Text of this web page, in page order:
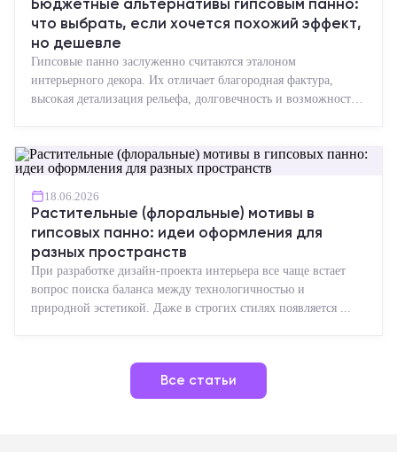
Бюджетные альтернативы гипсовым панно:
что выбрать, если хочется похожий эффект,
но дешевле
Гипсовые панно заслуженно считаются эталоном
интерьерного декора. Их отличает благородная фактура,
высокая детализация рельефа, долговечность и возможность
18.06.2026
Растительные (флоральные) мотивы в
гипсовых панно: идеи оформления для
разных пространств
При разработке дизайн-проекта интерьера все чаще встает
вопрос поиска баланса между технологичностью и
природной эстетикой. Даже в строгих стилях появляется ...
Все статьи